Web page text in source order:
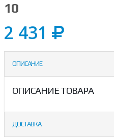
10
2 431
ОПИСАНИЕ
ОПИСАНИЕ ТОВАРА
ДОСТАВКА